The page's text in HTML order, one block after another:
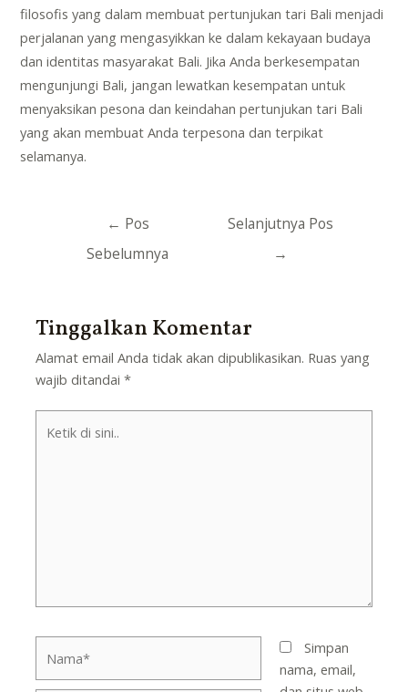
filosofis yang dalam membuat pertunjukan tari Bali menjadi
perjalanan yang mengasyikkan ke dalam kekayaan budaya
dan identitas masyarakat Bali. Jika Anda berkesempatan
mengunjungi Bali, jangan lewatkan kesempatan untuk
menyaksikan pesona dan keindahan pertunjukan tari Bali
yang akan membuat Anda terpesona dan terpikat
selamanya.
← Pos
Sebelumnya
Selanjutnya Pos
→
Tinggalkan Komentar
Alamat email Anda tidak akan dipublikasikan. Ruas yang
wajib ditandai*
Simpan
nama, email,